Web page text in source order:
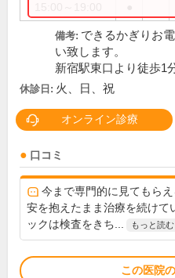
備考: できるかぎりお
い致します。
新宿駅東口より徒歩1
休診日: 火、日、祝
オンライン診療
口コミ
今まで専門的に見てもら
安を抱えたまま治療を続けて
ックは検査をきち...
もっと読む
この医院